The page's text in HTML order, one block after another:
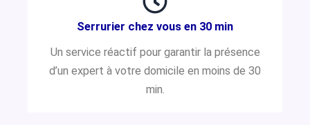
Serrurier chez vous en 30 min
Un service réactif pour garantir la présence
d’un expert à votre domicile en moins de 30
min.